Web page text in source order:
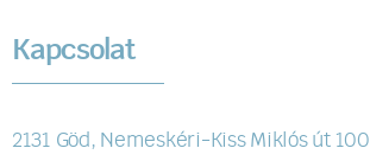
Kapcsolat
2131 Göd, Nemeskéri-Kiss Miklós út 100.